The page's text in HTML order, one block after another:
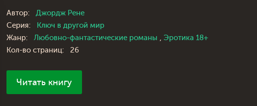
Автор:
Джордж Рене
Серия:
Ключ в другой мир
Жанр:
Любовно-фантастические романы , Эротика 18+
Кол-во страниц:
26
Читать книгу